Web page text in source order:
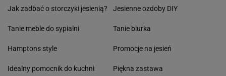
Jak zadbać o storczyki jesienią?
Tanie meble do sypialni
Hamptons style
Idealny pomocnik do kuchni
Jesienne ozdoby DIY
Tanie biurka
Promocje na jesień
Piękna zastawa